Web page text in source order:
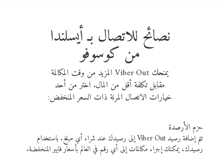
نصائح للاتصال بـ أيسلندا
من كوسوفو
يمنحك Viber Out المزيد من وقت المكالمة
مقابل تكلفة أقل من المال. اختر من أحد
خيارات الاتصال المرنة ذات السعر المنخفض:
حزم الأرصدة
تتم إضافة رصيد Viber Out إلى رصيدك عند شراء أي مبلغ. باستخدام
رصيدك، يمكنك إجراء مكالمات إلى أي رقم في العالم بأسعار فايبر المنخفضة.